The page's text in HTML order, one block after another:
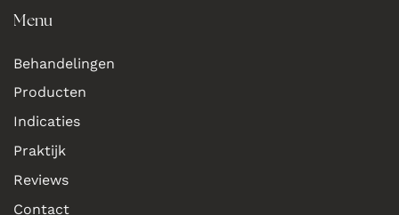
Menu
Behandelingen
Producten
Indicaties
Praktijk
Reviews
Contact